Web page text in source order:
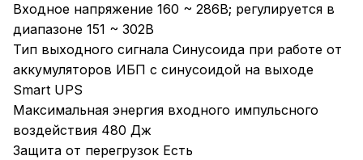
Входное напряжение 160 ~ 286В; регулируется в
диапазоне 151 ~ 302В
Тип выходного сигнала Синусоида при работе от
аккумуляторов ИБП с синусоидой на выходе
Smart UPS
Максимальная энергия входного импульсного
воздействия 480 Дж
Защита от перегрузок Есть